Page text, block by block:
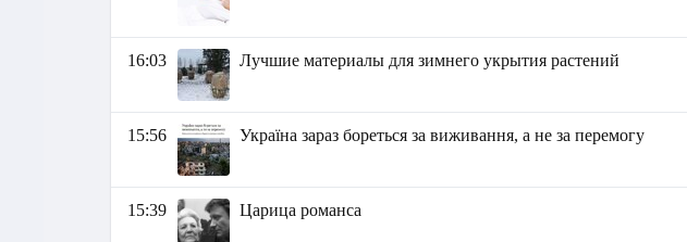
16:03 Лучшие материалы для зимнего укрытия растений
15:56 Україна зараз бореться за виживання, а не за перемогу
15:39 Царица романса